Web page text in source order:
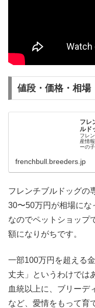
値段・価格・相場
フレ
ルド
フレ
産情
ーの
ント中
frenchbull.breeders.jp
フレンチブルドッグの
30〜50万円が相場にな
なのでペットショップ
額になりがちです。
一部100万円を超える
丈夫」というわけでは
血統以上に、ブリーデ
など、愛情をもって育